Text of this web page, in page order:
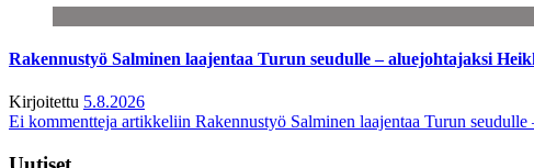
Rakennustyö Salminen laajentaa Turun seudulle – aluejohtajaksi
Kirjoitettu 5.8.2026
Ei kommentteja artikkeliin Rakennustyö Salminen laajentaa Turun